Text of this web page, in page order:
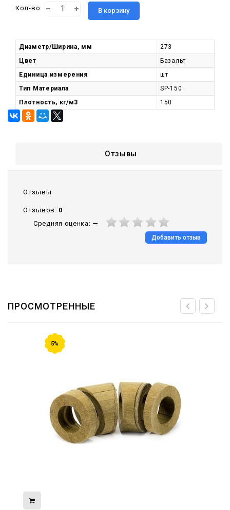
Кол-во В корзину
Диаметр/Ширина, мм
273
Цвет
Базальт
Единица измерения
шт
Тип Материала
SP-150
Плотность, кг/м3
150
Отзывы
Отзывы
Отзывов: 0
Средняя оценка: —
Добавить отзыв
ПРОСМОТРЕННЫЕ
5%